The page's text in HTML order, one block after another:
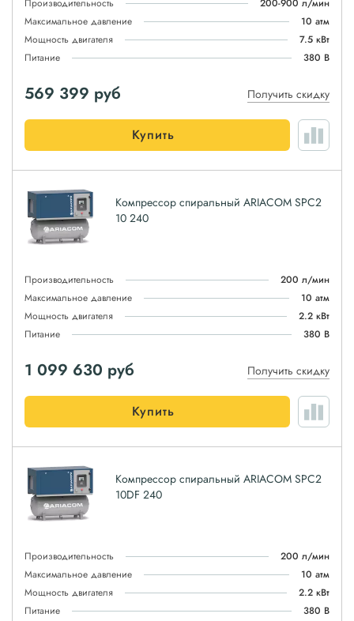
Производительность
200-900 л/мин
Максимальное давление
10 атм
Мощность двигателя
7.5 кВт
Питание
380 В
569 399 руб Получить скидку
Купить
Компрессор спиральный ARIACOM SPC2
10 240
Производительность
200 л/мин
Максимальное давление
10 атм
Мощность двигателя
2.2 кВт
Питание
380 В
1 099 630 руб Получить скидку
Купить
Компрессор спиральный ARIACOM SPC2
10DF 240
Производительность
200 л/мин
Максимальное давление
10 атм
Мощность двигателя
2.2 кВт
Питание
380 В